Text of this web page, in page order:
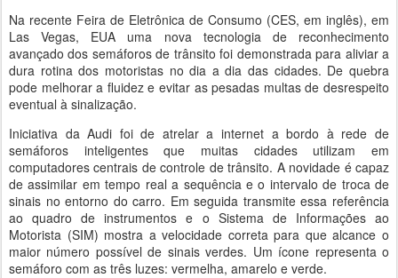
Na recente Feira de Eletrônica de Consumo (CES, em inglês), em
Las Vegas, EUA uma nova tecnologia de reconhecimento
avançado dos semáforos de trânsito foi demonstrada para aliviar a
dura rotina dos motoristas no dia a dia das cidades. De quebra
pode melhorar a fluidez e evitar as pesadas multas de desrespeito
eventual à sinalização.
Iniciativa da Audi foi de atrelar a internet a bordo à rede de
semáforos inteligentes que muitas cidades utilizam em
computadores centrais de controle de trânsito. A novidade é capaz
de assimilar em tempo real a sequência e o intervalo de troca de
sinais no entorno do carro. Em seguida transmite essa referência
ao quadro de instrumentos e o Sistema de Informações ao
Motorista (SIM) mostra a velocidade correta para que alcance o
maior número possível de sinais verdes. Um ícone representa o
semáforo com as três luzes: vermelha, amarelo e verde.